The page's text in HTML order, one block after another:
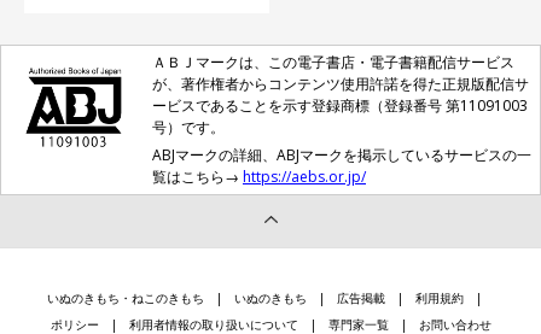
ＡＢＪマークは、この電子書店・電子書籍配信サービス
が、著作権者からコンテンツ使用許諾を得た正規版配信サ
ービスであることを示す登録商標（登録番号 第11091003
号）です。
ABJマークの詳細、ABJマークを掲示しているサービスの一
覧はこちら→ https://aebs.or.jp/
いぬのきもち・ねこのきもち いぬのきもち 広告掲載
利用規約
ポリシー
利用者情報の取り扱いについて 専門家一覧 お問い合わせ